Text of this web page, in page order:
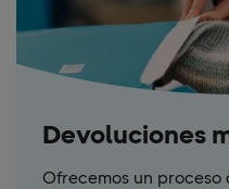
Devoluciones
Ofrecemos un